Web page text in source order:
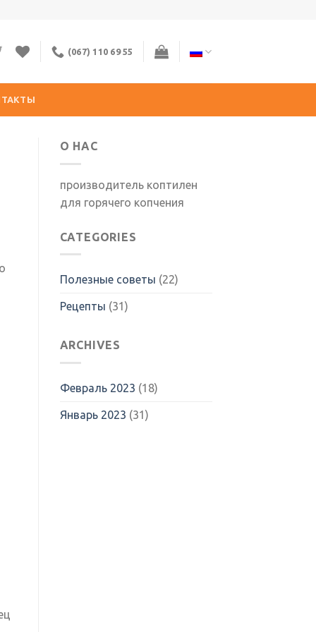
(067) 110 69 55
О НАС
производитель коптилен
для горячего копчения
CATEGORIES
Полезные советы (22)
Рецепты (31)
ARCHIVES
Февраль 2023 (18)
Январь 2023 (31)